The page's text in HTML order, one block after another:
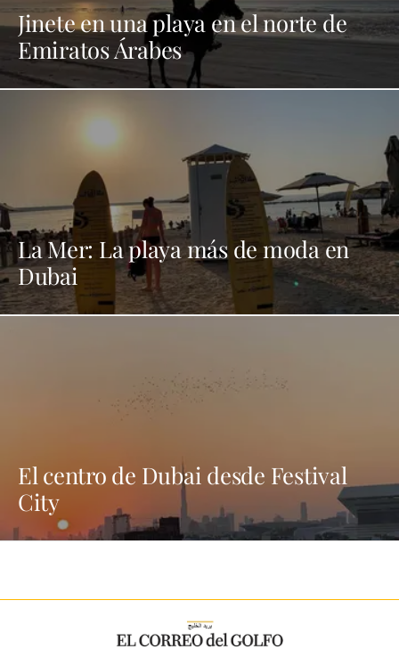
Jinete en una playa en el norte de
Emiratos Árabes
La Mer: La playa más de moda en
Dubai
El centro de Dubai desde Festival
City